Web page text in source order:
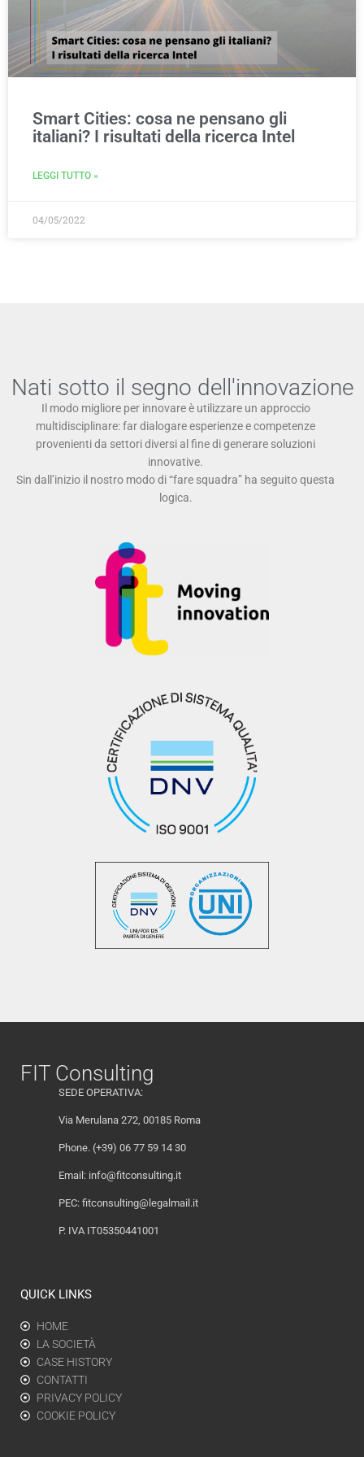
Smart Cities: cosa ne pensano gli
italiani? I risultati della ricerca Intel
LEGGI TUTTO »
04/05/2022
Nati sotto il segno dell'innovazione
Il modo migliore per innovare è utilizzare un approccio
multidisciplinare: far dialogare esperienze e competenze
provenienti da settori diversi al fine di generare soluzioni
innovative.
Sin dall’inizio il nostro modo di “fare squadra” ha seguito questa
logica.
FIT Consulting
SEDE OPERATIVA:
Via Merulana 272, 00185 Roma
Phone. (+39) 06 77 59 14 30
Email: info@fitconsulting.it
PEC: fitconsulting@legalmail.it
P. IVA IT05350441001
QUICK LINKS
HOME
LA SOCIETÀ
CASE HISTORY
CONTATTI
PRIVACY POLICY
COOKIE POLICY